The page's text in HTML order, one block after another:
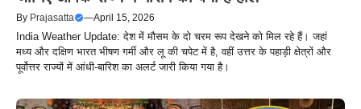
By Prajasatta —April 15, 2026
India Weather Update: देश में मौसम के दो चरम रूप देखने को मिल रहे हैं। जहां
मध्य और दक्षिण भारत भीषण गर्मी और लू की चपेट में है, वहीं उत्तर के पहाड़ी क्षेत्रों और
पूर्वोत्तर राज्यों में आंधी-बारिश का अलर्ट जारी किया गया है।